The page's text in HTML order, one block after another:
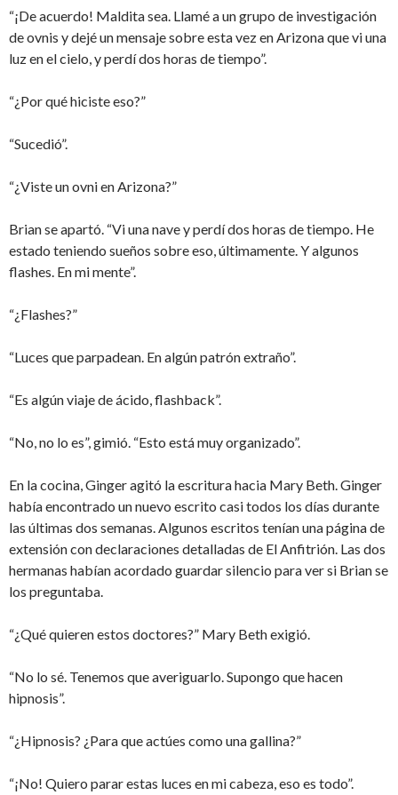
“¡De acuerdo! Maldita sea. Llamé a un grupo de investigación
de ovnis y dejé un mensaje sobre esta vez en Arizona que vi una
luz en el cielo, y perdí dos horas de tiempo”.
“¿Por qué hiciste eso?”
“Sucedió”.
“¿Viste un ovni en Arizona?”
Brian se apartó. “Vi una nave y perdí dos horas de tiempo. He
estado teniendo sueños sobre eso, últimamente. Y algunos
flashes. En mi mente”.
“¿Flashes?”
“Luces que parpadean. En algún patrón extraño”.
“Es algún viaje de ácido, flashback”.
“No, no lo es”, gimió. “Esto está muy organizado”.
En la cocina, Ginger agitó la escritura hacia Mary Beth. Ginger
había encontrado un nuevo escrito casi todos los días durante
las últimas dos semanas. Algunos escritos tenían una página de
extensión con declaraciones detalladas de El Anfitrión. Las dos
hermanas habían acordado guardar silencio para ver si Brian se
los preguntaba.
“¿Qué quieren estos doctores?” Mary Beth exigió.
“No lo sé. Tenemos que averiguarlo. Supongo que hacen
hipnosis”.
“¿Hipnosis? ¿Para que actúes como una gallina?”
“¡No! Quiero parar estas luces en mi cabeza, eso es todo”.